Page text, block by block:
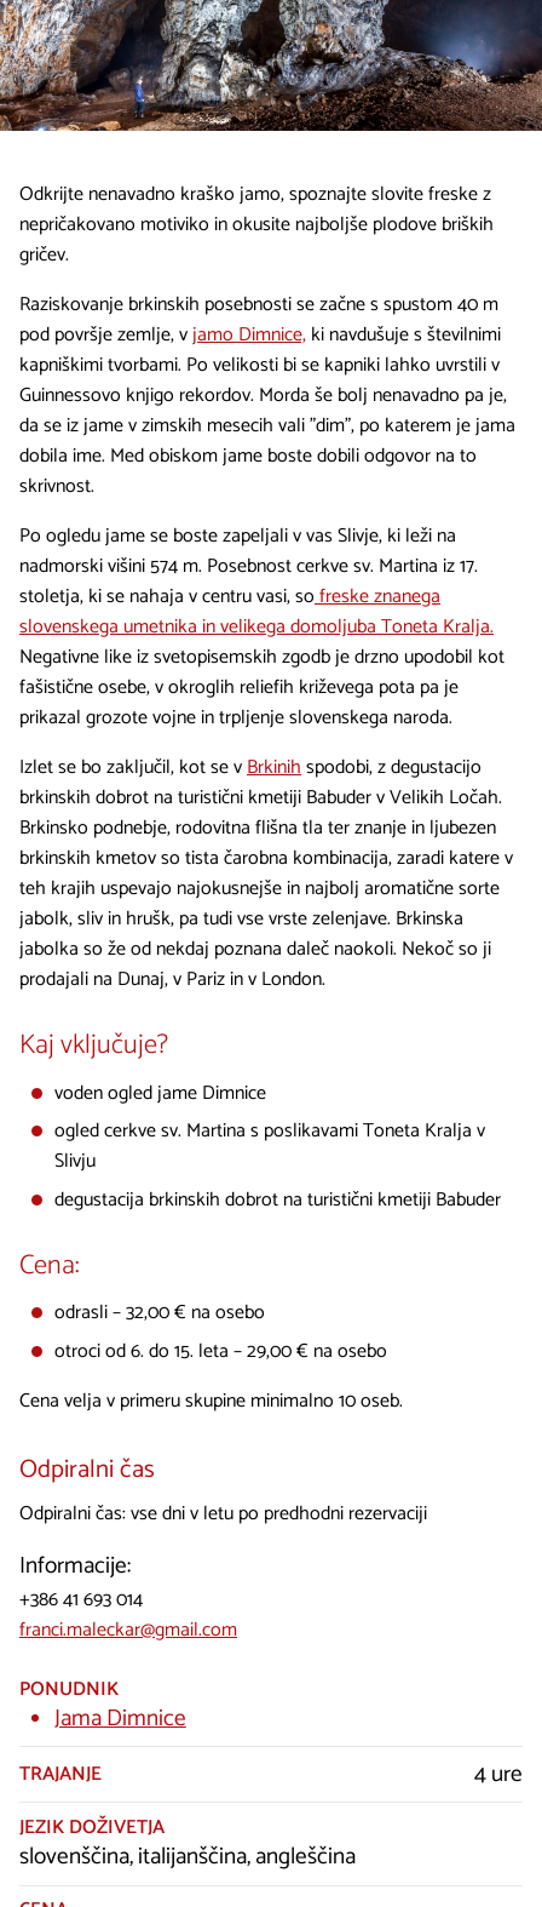
Odkrijte nenavadno kraško jamo, spoznajte slovite freske z
nepričakovano motiviko in okusite najboljše plodove briških
gričev.
Raziskovanje brkinskih posebnosti se začne s spustom 40 m
pod površje zemlje, vjamo Dimnice,ki navdušuje s številnimi
kapniškimi tvorbami. Po velikosti bi se kapniki lahko uvrstili v
Guinnessovo knjigo rekordov. Morda še bolj nenavadno pa je,
da se iz jame v zimskih mesecih vali "dim", po katerem je jama
dobila ime. Med obiskom jame boste dobili odgovor na to
skrivnost.
Po ogledu jame se boste zapeljali v vas Slivje, ki leži na
nadmorski višini 574 m. Posebnost cerkve sv. Martina iz 17.
stoletja, ki se nahaja v centru vasi, sofreske znanega
slovenskega umetnika in velikega domoljuba Toneta Kralja.
Negativne like iz svetopisemskih zgodb je drzno upodobil kot
fašistične osebe, v okroglih reliefih križevega pota pa je
prikazal grozote vojne in trpljenje slovenskega naroda.
Izlet se bo zaključil, kot se vBrkinihspodobi, z degustacijo
brkinskih dobrot na turistični kmetiji Babuder v Velikih Ločah.
Brkinsko podnebje, rodovitna flišna tla ter znanje in ljubezen
brkinskih kmetov so tista čarobna kombinacija, zaradi katere v
teh krajih uspevajo najokusnejše in najbolj aromatične sorte
jabolk, sliv in hrušk, pa tudi vse vrste zelenjave. Brkinska
jabolka so že od nekdaj poznana daleč naokoli. Nekoč so ji
prodajali na Dunaj, v Pariz in v London.
Kaj vključuje?
voden ogled jame Dimnice
ogled cerkve sv. Martina s poslikavami Toneta Kralja v
Slivju
degustacija brkinskih dobrot na turistični kmetiji Babuder
Cena:
odrasli – 32,00 € na osebo
otroci od 6. do 15. leta – 29,00 € na osebo
Cena velja v primeru skupine minimalno 10 oseb.
Odpiralni čas
Odpiralni čas: vse dni v letu po predhodni rezervaciji
Informacije:
+386 41 693 014
franci.maleckar@gmail.com
PONUDNIK
Jama Dimnice
TRAJANJE 4 ure
JEZIK DOŽIVETJA
slovenščina, italijanščina, angleščina